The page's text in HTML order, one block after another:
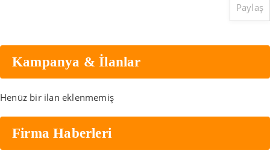
Paylaş
Kampanya & İlanlar
Henüz bir ilan eklenmemiş
Firma Haberleri